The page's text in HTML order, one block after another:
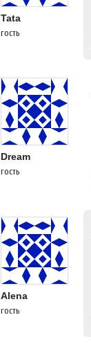
Tata
гость
Dream
гость
Alena
гость